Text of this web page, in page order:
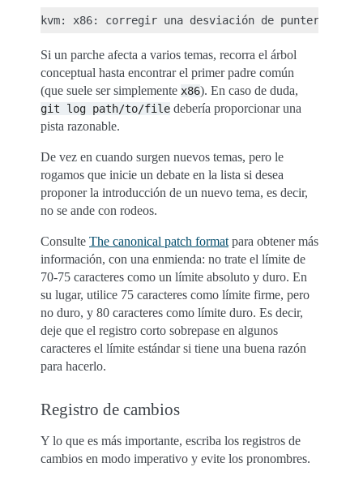
Si un parche afecta a varios temas, recorra el árbol
conceptual hasta encontrar el primer padre común
(que suele ser simplemente x86). En caso de duda,
git log path/to/file debería proporcionar una
pista razonable.
De vez en cuando surgen nuevos temas, pero le
rogamos que inicie un debate en la lista si desea
proponer la introducción de un nuevo tema, es decir,
no se ande con rodeos.
Consulte The canonical patch format para obtener más
información, con una enmienda: no trate el límite de
70-75 caracteres como un límite absoluto y duro. En
su lugar, utilice 75 caracteres como límite firme, pero
no duro, y 80 caracteres como límite duro. Es decir,
deje que el registro corto sobrepase en algunos
caracteres el límite estándar si tiene una buena razón
para hacerlo.
Registro de cambios
Y lo que es más importante, escriba los registros de
cambios en modo imperativo y evite los pronombres.